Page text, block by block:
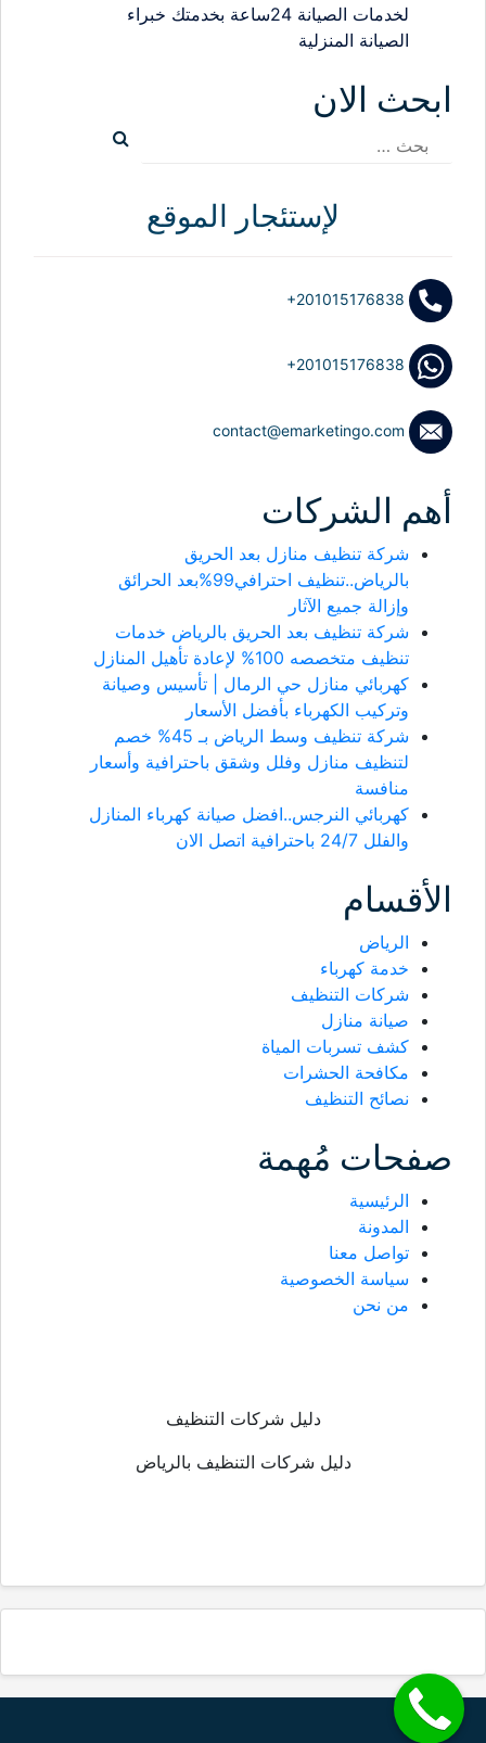
لخدمات الصيانة 24ساعة بخدمتك خبراء
الصيانة المنزلية
ابحث الان
البحث
لإستئجار الموقع
+201015176838
+201015176838
contact@emarketingo.com
أهم الشركات
شركة تنظيف منازل بعد الحريق
بالرياض..تنظيف احترافي99%بعد الحرائق
وإزالة جميع الآثار
شركة تنظيف بعد الحريق بالرياض خدمات
تنظيف متخصصه 100% لإعادة تأهيل المنازل
كهربائي منازل حي الرمال | تأسيس وصيانة
وتركيب الكهرباء بأفضل الأسعار
شركة تنظيف وسط الرياض بـ 45% خصم
لتنظيف منازل وفلل وشقق باحترافية وأسعار
منافسة
كهربائي النرجس..افضل صيانة كهرباء المنازل
والفلل 24/7 باحترافية اتصل الان
الأقسام
الرياض
خدمة كهرباء
شركات التنظيف
صيانة منازل
كشف تسربات المياة
مكافحة الحشرات
نصائح التنظيف
صفحات مُهمة
الرئيسية
المدونة
تواصل معنا
سياسة الخصوصية
من نحن
دليل شركات التنظيف
دليل شركات التنظيف بالرياض